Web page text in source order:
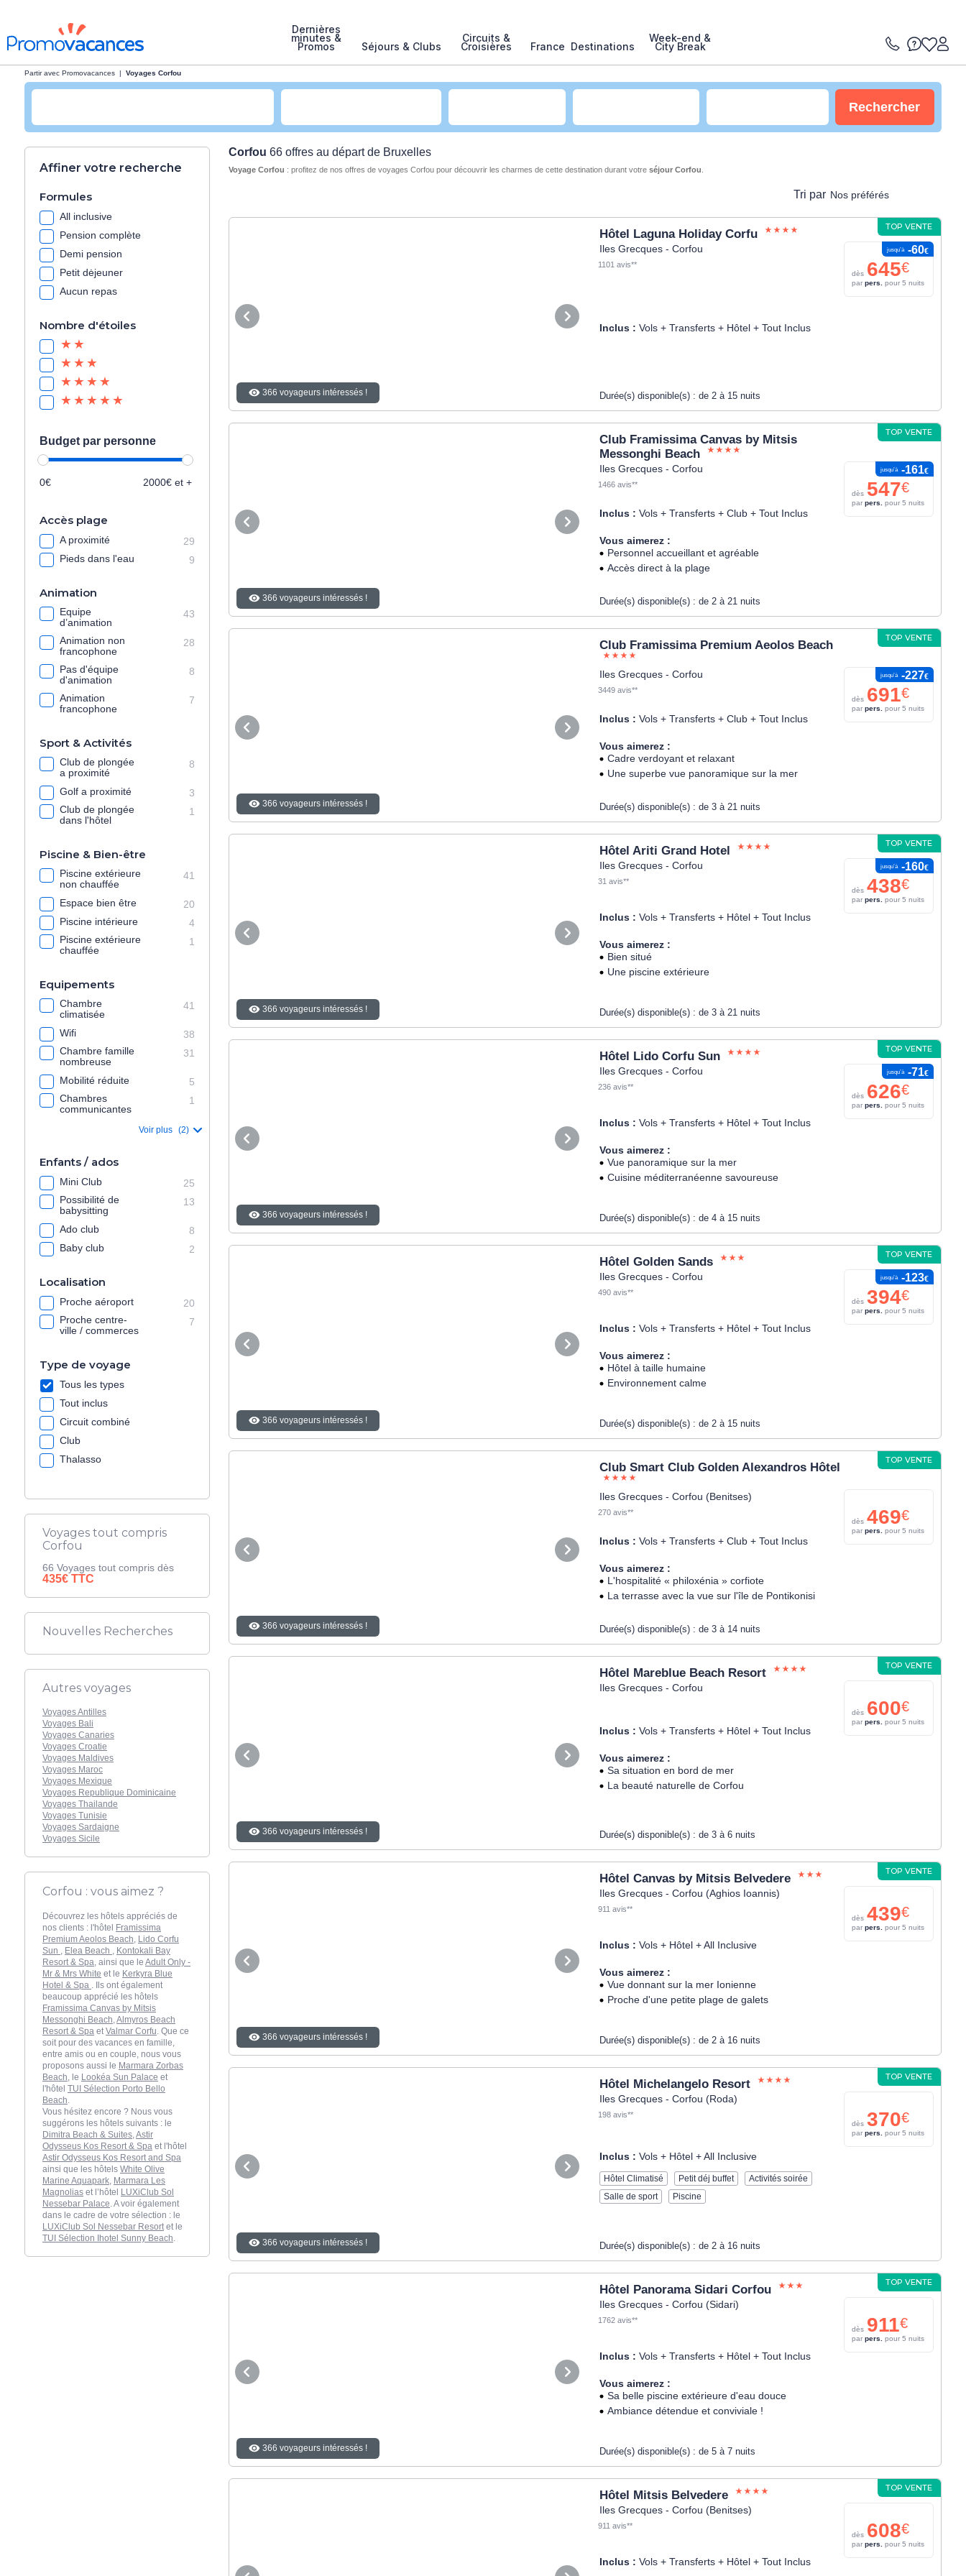
Dernières
minutes &
Promos Séjours & Clubs
Circuits &
Croisières France Destinations
Week-end &
City Break
Partir avec Promovacances Voyages Corfou
Rechercher
Corfou 66 offres au départ de Bruxelles
Voyage Corfou : profitez de nos offres de voyages Corfou pour découvrir les charmes de cette destination durant votre séjour Corfou
Nos préférés
Tri par
TOP VENTE
366 voyageurs intéressés !
Hôtel Laguna Holiday Corfu
Iles Grecques - Corfou
1101 avis**
Inclus : Vols + Transferts + Hôtel + Tout Inclus
Durée(s) disponible(s) : de 2 à 15 nuits
jusqu’à -60€
dès 645€
par pers. pour 5 nuits
TOP VENTE
366 voyageurs intéressés !
Club Framissima Canvas by Mitsis
Messonghi Beach
Iles Grecques - Corfou
1466 avis**
Inclus : Vols + Transferts + Club + Tout Inclus
Vous aimerez :
Personnel accueillant et agréable
Accès direct à la plage
Durée(s) disponible(s) : de 2 à 21 nuits
jusqu’à -161€
dès 547€
par pers. pour 5 nuits
TOP VENTE
366 voyageurs intéressés !
Club Framissima Premium Aeolos Beach
Iles Grecques - Corfou
3449 avis**
Inclus : Vols + Transferts + Club + Tout Inclus
Vous aimerez :
Cadre verdoyant et relaxant
Une superbe vue panoramique sur la mer
Durée(s) disponible(s) : de 3 à 21 nuits
jusqu’à -227€
dès 691€
par pers. pour 5 nuits
TOP VENTE
366 voyageurs intéressés !
Hôtel Ariti Grand Hotel
Iles Grecques - Corfou
31 avis**
Inclus : Vols + Transferts + Hôtel + Tout Inclus
Vous aimerez :
Bien situé
Une piscine extérieure
Durée(s) disponible(s) : de 3 à 21 nuits
jusqu’à -160€
dès 438€
par pers. pour 5 nuits
TOP VENTE
366 voyageurs intéressés !
Hôtel Lido Corfu Sun
Iles Grecques - Corfou
236 avis**
Inclus : Vols + Transferts + Hôtel + Tout Inclus
Vous aimerez :
Vue panoramique sur la mer
Cuisine méditerranéenne savoureuse
Durée(s) disponible(s) : de 4 à 15 nuits
jusqu’à -71€
dès 626€
par pers. pour 5 nuits
TOP VENTE
366 voyageurs intéressés !
Hôtel Golden Sands
Iles Grecques - Corfou
490 avis**
Inclus : Vols + Transferts + Hôtel + Tout Inclus
Vous aimerez :
Hôtel à taille humaine
Environnement calme
Durée(s) disponible(s) : de 2 à 15 nuits
jusqu’à -123€
dès 394€
par pers. pour 5 nuits
TOP VENTE
366 voyageurs intéressés !
Club Smart Club Golden Alexandros Hôtel
Iles Grecques - Corfou (Benitses)
270 avis**
Inclus : Vols + Transferts + Club + Tout Inclus
Vous aimerez :
L'hospitalité « philoxénia » corfiote
La terrasse avec la vue sur l'île de Pontikonisi
Durée(s) disponible(s) : de 3 à 14 nuits
dès 469€
par pers. pour 5 nuits
TOP VENTE
366 voyageurs intéressés !
Hôtel Mareblue Beach Resort
Iles Grecques - Corfou
Inclus : Vols + Transferts + Hôtel + Tout Inclus
Vous aimerez :
Sa situation en bord de mer
La beauté naturelle de Corfou
Durée(s) disponible(s) : de 3 à 6 nuits
dès 600€
par pers. pour 5 nuits
TOP VENTE
366 voyageurs intéressés !
Hôtel Canvas by Mitsis Belvedere
Iles Grecques - Corfou (Aghios Ioannis)
911 avis**
Inclus : Vols + Hôtel + All Inclusive
Vous aimerez :
Vue donnant sur la mer Ionienne
Proche d'une petite plage de galets
Durée(s) disponible(s) : de 2 à 16 nuits
dès 439€
par pers. pour 5 nuits
TOP VENTE
366 voyageurs intéressés !
Hôtel Michelangelo Resort
Iles Grecques - Corfou (Roda)
198 avis**
Inclus : Vols + Hôtel + All Inclusive
Hôtel Climatisé Petit déj buffet
Activités soirée
Salle de sport
Piscine
Durée(s) disponible(s) : de 2 à 16 nuits
dès 370€
par pers. pour 5 nuits
TOP VENTE
366 voyageurs intéressés !
Hôtel Panorama Sidari Corfou
Iles Grecques - Corfou (Sidari)
1762 avis**
Inclus : Vols + Transferts + Hôtel + Tout Inclus
Vous aimerez :
Sa belle piscine extérieure d'eau douce
Ambiance détendue et conviviale !
Durée(s) disponible(s) : de 5 à 7 nuits
dès 911€
par pers. pour 5 nuits
TOP VENTE
Hôtel Mitsis Belvedere
Iles Grecques - Corfou (Benitses)
911 avis**
Inclus : Vols + Transferts + Hôtel + Tout Inclus
dès 608€
par pers. pour 5 nuits
Affiner votre recherche
Formules
All inclusive
Pension complète
Demi pension
Petit dėjeuner
Aucun repas
Nombre d'étoiles
Budget par personne
0€ 2000€ et +
Accès plage
A proximité
29
Pieds dans l'eau
9
Animation
Equipe
d’animation
43
Animation non
francophone
28
Pas d'équipe
d'animation
8
Animation
francophone
7
Sport & Activités
Club de plongée
a proximité
8
Golf a proximité
3
Club de plongée
dans l'hôtel
1
Piscine & Bien-être
Piscine extérieure
non chauffée
41
Espace bien être
20
Piscine intérieure
4
Piscine extérieure
chauffée
1
Equipements
Chambre
climatisée
41
Wifi
38
Chambre famille
nombreuse
31
Mobilité réduite
5
Chambres
communicantes
1
Voir plus (2)
Enfants / ados
Mini Club
25
Possibilité de
babysitting
13
Ado club
8
Baby club
2
Localisation
Proche aéroport
20
Proche centre-
ville / commerces
7
Type de voyage
Tous les types
Tout inclus
Circuit combiné
Club
Thalasso
Voyages tout compris
Corfou
66 Voyages tout compris dès
435€ TTC
Nouvelles Recherches
Autres voyages
Voyages Antilles
Voyages Bali
Voyages Canaries
Voyages Croatie
Voyages Maldives
Voyages Maroc
Voyages Mexique
Voyages Republique Dominicaine
Voyages Thailande
Voyages Tunisie
Voyages Sardaigne
Voyages Sicile
Corfou : vous aimez ?
Découvrez les hôtels appréciés de
nos clients : l'hôtel Framissima
Premium Aeolos Beach Lido Corfu
Sun
Elea Beach
Kontokali Bay
Resort & Spa , ainsi que le Adult Only -
Mr & Mrs White et le Kerkyra Blue
Hotel & Spa
. Ils ont également
beaucoup apprécié les hôtels
Framissima Canvas by Mitsis
Messonghi Beach Almyros Beach
Resort & Spa et Valmar Corfu . Que ce
soit pour des vacances en famille,
entre amis ou en couple, nous vous
proposons aussi le Marmara Zorbas
Beach , le Lookéa Sun Palace et
l'hôtel TUI Sélection Porto Bello
Beach
Vous hésitez encore ? Nous vous
suggérons les hôtels suivants : le
Dimitra Beach & Suites Astir
Odysseus Kos Resort & Spa et l'hôtel
Astir Odysseus Kos Resort and Spa
ainsi que les hôtels White Olive
Marine Aquapark Marmara Les
Magnolias et l’hôtel LUXiClub Sol
Nessebar Palace . A voir également
dans le cadre de votre sélection : le
LUXiClub Sol Nessebar Resort et le
TUI Sélection Ihotel Sunny Beach